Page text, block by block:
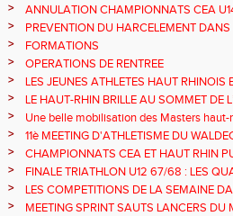
>
ANNULATION CHAMPIONNATS CEA
>
PREVENTION DU HARCELEMENT
>
FORMATIONS
>
OPERATIONS DE RENTREE
>
LES JEUNES ATHLETES HAUT RHINOIS
CHAMPIONNATS DE FRANCE AVENIR
>
LE HAUT-RHIN BRILLE AU SOMMET DE
!
>
Une belle mobilisation des Masters haut-
Championnats Grand Est 2025
>
11è MEETING D'ATHLETISME DU
>
CHAMPIONNATS CEA ET HAUT RHIN
>
FINALE TRIATHLON U12 67/68 : LES
>
LES COMPETITIONS DE LA SEMAINE
>
MEETING SPRINT SAUTS LANCERS DU